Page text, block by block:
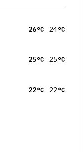
24
26
25
25
22
22